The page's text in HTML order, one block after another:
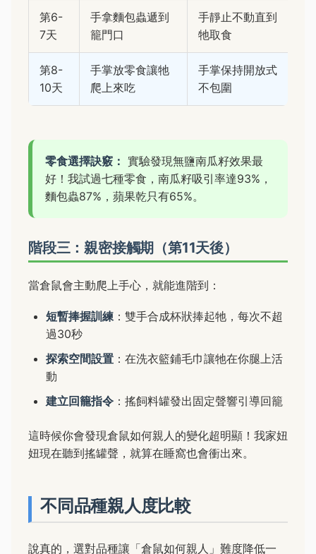
第6-
7天
手拿麵包蟲遞到
籠門口
手靜止不動直到
牠取食
第8-
10天
手掌放零食讓牠
爬上來吃
手掌保持開放式
不包圍
零食選擇訣竅： 實驗發現無鹽南瓜籽效果最
好！我試過七種零食，南瓜籽吸引率達93%，
麵包蟲87%，蘋果乾只有65%。
階段三：親密接觸期（第11天後）
當倉鼠會主動爬上手心，就能進階到：
短暫捧握訓練 ：雙手合成杯狀捧起牠，每次不超
過30秒
探索空間設置 ：在洗衣籃鋪毛巾讓牠在你腿上活
動
建立回籠指令 ：搖飼料罐發出固定聲響引導回籠
這時候你會發現倉鼠如何親人的變化超明顯！我家妞
妞現在聽到搖罐聲，就算在睡窩也會衝出來。
不同品種親人度比較
說真的，選對品種讓「倉鼠如何親人」難度降低一